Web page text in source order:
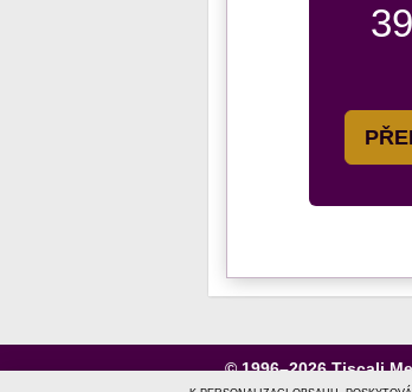
© 1996–2026Tiscali